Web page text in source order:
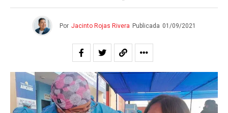
Por Jacinto Rojas Rivera Publicada 01/09/2021